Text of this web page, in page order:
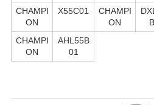
CHAMPI
ON
X55C01
CHAMPI
ON
CHAMPI
ON
AHL55B
01